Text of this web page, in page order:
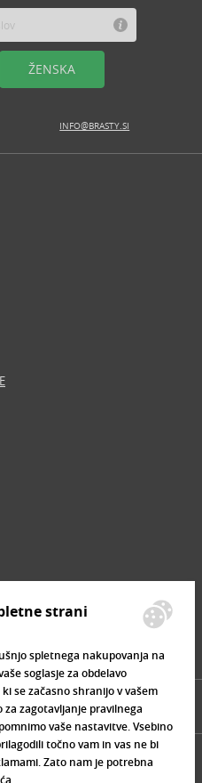
ŽENSKA
INFO@BRASTY.SI
strani
spletnega nakupovanja na
soglasje za obdelavo
se začasno shranijo v vašem
zagotavljanje pravilnega
vaše nastavitve. Vsebino
točno vam in vas ne bi
Zato nam je potrebna